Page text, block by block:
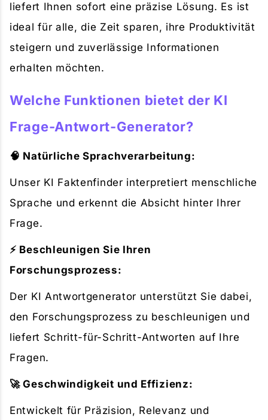
liefert Ihnen sofort eine präzise Lösung. Es ist
ideal für alle, die Zeit sparen, ihre Produktivität
steigern und zuverlässige Informationen
erhalten möchten.
Welche Funktionen bietet der KI
Frage-Antwort-Generator?
🧠 Natürliche Sprachverarbeitung:
Unser KI Faktenfinder interpretiert menschliche
Sprache und erkennt die Absicht hinter Ihrer
Frage.
⚡ Beschleunigen Sie Ihren
Forschungsprozess:
Der KI Antwortgenerator unterstützt Sie dabei,
den Forschungsprozess zu beschleunigen und
liefert Schritt-für-Schritt-Antworten auf Ihre
Fragen.
🚀 Geschwindigkeit und Effizienz:
Entwickelt für Präzision, Relevanz und